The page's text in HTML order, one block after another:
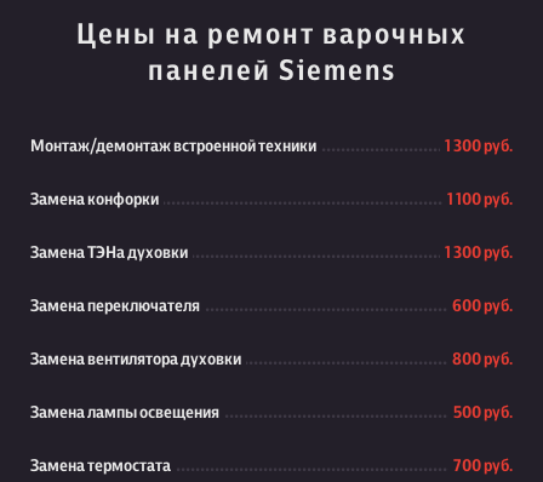
Цены на ремонт варочных
панелей Siemens
Монтаж/демонтаж встроенной техники 1 300 руб.
Замена конфорки 1 100 руб.
Замена ТЭНа духовки 1 300 руб.
Замена переключателя 600 руб.
Замена вентилятора духовки 800 руб.
Замена лампы освещения 500 руб.
Замена термостата 700 руб.